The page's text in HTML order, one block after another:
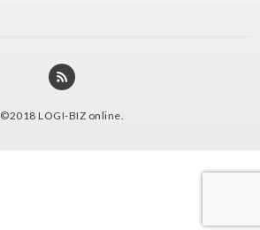
©2018 LOGI-BIZ online